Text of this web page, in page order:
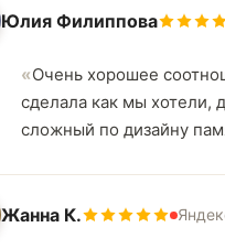
Юлия Филиппова
Очень хорошее
сделала как мы хотели,
сложный по дизайну
Жанна К.